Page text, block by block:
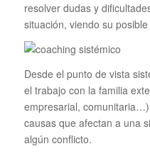
resolver dudas y
situación, viendo su
Desde el punto de vista
el trabajo con la familia
empresarial,
causas que afectan a una
algún conflicto.